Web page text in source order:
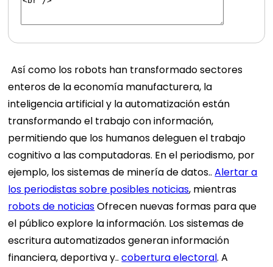
Así como los robots han transformado sectores
enteros de la economía manufacturera, la
inteligencia artificial y la automatización están
transformando el trabajo con información,
permitiendo que los humanos deleguen el trabajo
cognitivo a las computadoras. En el periodismo, por
ejemplo, los sistemas de minería de datos..Alertar a
los periodistas sobre posibles noticias, mientras
robots de noticiasOfrecen nuevas formas para que
el público explore la información. Los sistemas de
escritura automatizados generan información
financiera, deportiva y..cobertura electoral. A